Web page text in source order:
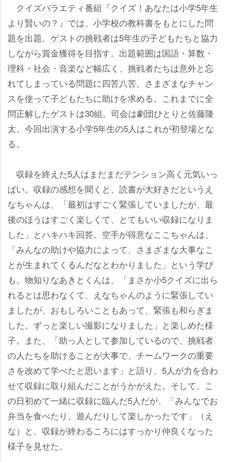
クイズバラエティ番組『クイズ！あなたは小学5年生
より賢いの？』では、小学校の教科書をもとにした問
題を出題。ゲストの挑戦者は5年生の子どもたちと協力
しながら賞金獲得を目指す。出題範囲は国語・算数・
理科・社会・音楽など幅広く、挑戦者たちは意外と忘
れてしまっている問題に四苦八苦。さまざまなチャン
スを使って子どもたちに助けを求める。これまでに全
問正解したゲストは30組。司会は劇団ひとりと佐藤隆
太。今回出演する小学5年生の5人はこれが初登場とな
る。
収録を終えた5人はまだまだテンション高く元気いっ
ぱい。収録の感想を聞くと、読書が大好きだというえ
なちゃんは、「最初はすごく緊張していましたが、最
後のほうはすごく楽しくて、とてもいい収録になりま
した」とハキハキ回答。空手が得意なここちゃんは、
「みんなの助けや協力によって、さまざまな大事なこ
とが生まれてくるんだなとわかりました」という学び
も。物知りなあきとくんは、「まさか小5クイズに出ら
れるとは思わなくて、えなちゃんのように緊張してい
ましたが、おもしろいこともあって、緊張も和らぎま
した。ずっと楽しい撮影になりました」と楽しめた様
子。また、「助っ人として参加しているので、挑戦者
の人たちを助けることが大事で、チームワークの重要
さを改めて学べたと思います」と語り、5人が力を合わ
せて収録に取り組んだことがうかがえた。そして、こ
の日初めて一緒に収録に臨んだ5人だが、「みんなでお
弁当を食べたり、遊んだりして楽しかったです」（え
な）と、収録が終わるころにはすっかり仲良くなった
様子を見せた。